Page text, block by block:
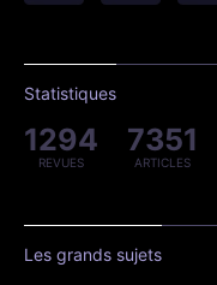
Statistiques
1294
REVUES
7351
ARTICLES
Les grands sujets